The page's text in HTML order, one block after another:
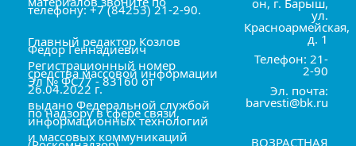
телефону: +7 (84253) 21-2-90.
Главный редактор Козлов
Фёдор Геннадиевич
Регистрационный номер
средства массовой информации
Эл № ФС77 - 83160 от
26.04.2022 г.
выдано Федеральной службой
по надзору в сфере связи,
информационных технологий
и массовых коммуникаций
он, г. Барыш,
ул.
Красноармейская,
д. 1
Телефон: 21-
2-90
Эл. почта:
barvesti@bk.ru
ВОЗРАСТНАЯ